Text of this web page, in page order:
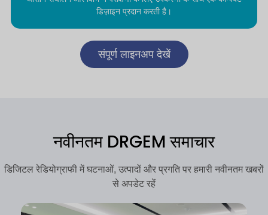
डिज़ाइन प्रदान करती है।
संपूर्ण लाइनअप देखें
नवीनतम DRGEM समाचार
डिजिटल रेडियोग्राफी में घटनाओं, उत्पादों और प्रगति पर हमारी नवीनतम खबरों
से अपडेट रहें